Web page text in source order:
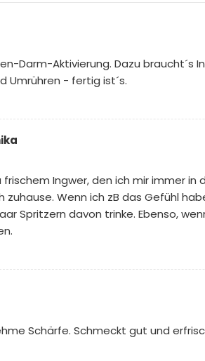
Darm-Aktivierung. Dazu braucht´s
Umrühren - fertig ist´s.
Ingwer, den ich mir immer in
Wenn ich zB das Gefühl
Spritzern davon trinke. Ebenso,
Schärfe. Schmeckt gut und